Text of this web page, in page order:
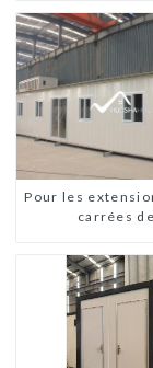
Pour les
carrées